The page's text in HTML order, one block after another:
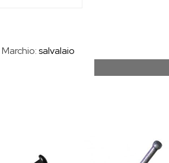
Marchio:salvalaio